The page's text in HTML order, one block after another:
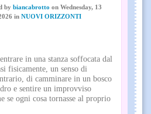
by biancabrotto on Wednesday, 13
in NUOVI ORIZZONTI
in una stanza soffocata dal
fisicamente, un senso di
di camminare in un bosco
e sentire un improvviso
se ogni cosa tornasse al proprio